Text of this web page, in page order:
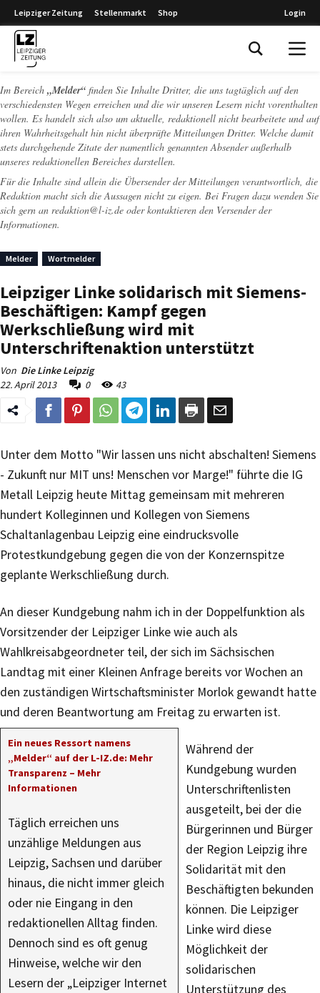
Leipziger Zeitung Stellenmarkt Shop Login
Im Bereich „Melder“ finden Sie Inhalte Dritter, die uns tagtäglich auf den
verschiedensten Wegen erreichen und die wir unseren Lesern nicht vorenthalten
wollen. Es handelt sich also um aktuelle, redaktionell nicht bearbeitete und auf
ihren Wahrheitsgehalt hin nicht überprüfte Mitteilungen Dritter. Welche damit
stets durchgehende Zitate der namentlich genannten Absender außerhalb
unseres redaktionellen Bereiches darstellen.
Für die Inhalte sind allein die Übersender der Mitteilungen verantwortlich, die
Redaktion macht sich die Aussagen nicht zu eigen. Bei Fragen dazu wenden Sie
sich gern an redaktion@l-iz.de oder kontaktieren den Versender der
Informationen.
Melder Wortmelder
Leipziger Linke solidarisch mit Siemens-
Beschäftigen: Kampf gegen
Werkschließung wird mit
Unterschriftenaktion unterstützt
Von Die Linke Leipzig
22. April 2013
0 43
Unter dem Motto "Wir lassen uns nicht abschalten! Siemens
- Zukunft nur MIT uns! Menschen vor Marge!" führte die IG
Metall Leipzig heute Mittag gemeinsam mit mehreren
hundert Kolleginnen und Kollegen von Siemens
Schaltanlagenbau Leipzig eine eindrucksvolle
Protestkundgebung gegen die von der Konzernspitze
geplante Werkschließung durch.
An dieser Kundgebung nahm ich in der Doppelfunktion als
Vorsitzender der Leipziger Linke wie auch als
Wahlkreisabgeordneter teil, der sich im Sächsischen
Landtag mit einer Kleinen Anfrage bereits vor Wochen an
den zuständigen Wirtschaftsminister Morlok gewandt hatte
und deren Beantwortung am Freitag zu erwarten ist.
Ein neues Ressort namens
„Melder“ auf der L-IZ.de: Mehr
Transparenz – Mehr
Informationen
Täglich erreichen uns
unzählige Meldungen aus
Leipzig, Sachsen und darüber
hinaus, die nicht immer gleich
oder nie Eingang in den
redaktionellen Alltag finden.
Dennoch sind es oft genug
Hinweise, welche wir den
Lesern der „Leipziger Internet
Während der
Kundgebung wurden
Unterschriftenlisten
ausgeteilt, bei der die
Bürgerinnen und Bürger
der Region Leipzig ihre
Solidarität mit den
Beschäftigten bekunden
können. Die Leipziger
Linke wird diese
Möglichkeit der
solidarischen
Unterstützung des